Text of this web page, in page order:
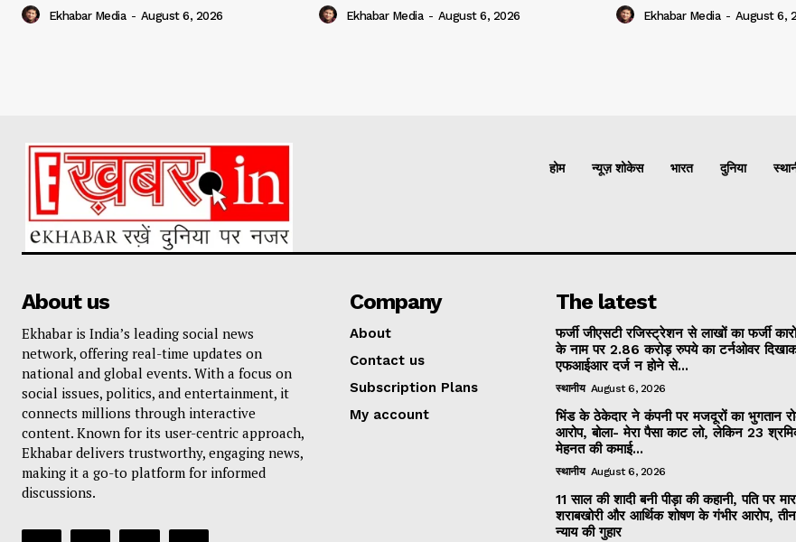
Ekhabar Media - August 6, 2026 Ekhabar Media - August 6, 2026 Ekhabar Media - August 6,
होम न्यूज़ शोकेस भारत दुनिया
About us
Ekhabar is India’s leading social news
network, offering real-time updates on
national and global events. With a focus on
social issues, politics, and entertainment, it
connects millions through interactive
content. Known for its user-centric approach,
Ekhabar delivers trustworthy, engaging news,
making it a go-to platform for informed
discussions.
Company
About
Contact us
Subscription Plans
My account
The latest
फर्जी जीएसटी रजिस्ट्रेशन से लाखों का फर्जी
के नाम पर 2.86 करोड़ रुपये का टर्नओवर
एफआईआर दर्ज न होने से...
स्थानीय August 6, 2026
भिंड के ठेकेदार ने कंपनी पर मजदूरों का भुगतान
आरोप, बोला- मेरा पैसा काट लो, लेकिन 23
मेहनत की कमाई...
स्थानीय August 6, 2026
11 साल की शादी बनी पीड़ा की कहानी, पति पर
शराबखोरी और आर्थिक शोषण के गंभीर आरोप,
न्याय की गुहार